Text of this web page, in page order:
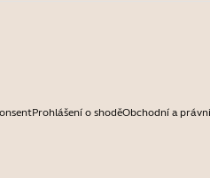
Prohlášení o shoděObchodní a